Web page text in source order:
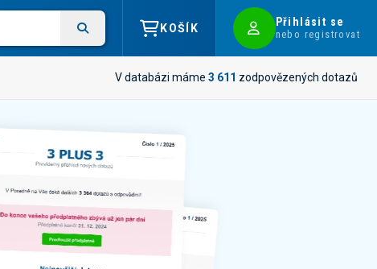
KOŠÍK Přihlásit se
nebo registrovat
V databázi máme 3 611 zodpovězených dotazů